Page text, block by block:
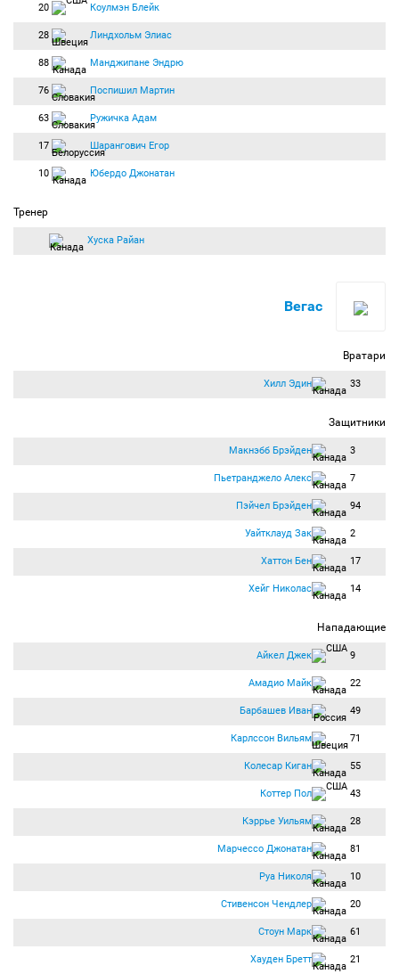
20 Коулмэн Блейк
28 Линдхольм Элиас
88 Манджипане Эндрю
76 Поспишил Мартин
63 Ружичка Адам
17 Шарангович Егор
10 Юбердо Джонатан
Тренер
Хуска Райан
Вегас
Вратари
Хилл Эдин 33
Защитники
Макнэбб Брэйден 3
Пьетранджело Алекс 7
Пэйчел Брэйден 94
Уайтклауд Зак 2
Хаттон Бен 17
Хейг Николас 14
Нападающие
Айкел Джек 9
Амадио Майк 22
Барбашев Иван 49
Карлссон Вильям 71
Колесар Киган 55
Коттер Пол 43
Кэррье Уильям 28
Марчессо Джонатан 81
Руа Николя 10
Стивенсон Чендлер 20
Стоун Марк 61
Хауден Бретт 21